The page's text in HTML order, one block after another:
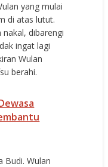
yang mulai
di atas lutut.
dibarengi
ingat lagi
Wulan
berahi.
Budi. Wulan